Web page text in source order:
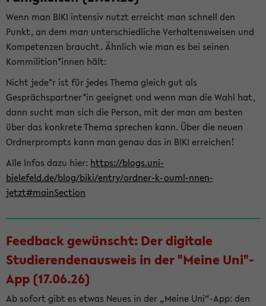
Wenn man BIKI intensiv nutzt erreicht man schnell den
Punkt, an dem man unterschiedliche Verhaltensweisen und
Kompetenzen braucht. Ähnlich wie man es bei seinen
Kommilition*innen hält:
Nicht jede*r ist für jedes Thema gleich gut als
Gesprächspartner*in geeignet und wenn man die Wahl hat,
dann sucht man sich die Person, mit der man am besten
über das konkrete Thema sprechen kann. Über die neuen
Ordnerprompts kann man genau das in BIKI erreichen!
Alle Infos dazu hier: https://blogs.uni-
bielefeld.de/blog/biki/entry/ordner-k-ouml-nnen-
jetzt#mainSection
Feedback gewünscht: Der digitale
Studierendenausweis in der "Meine Uni"-
App (17.06.26)
Ab sofort gibt es etwas Neues in der „Meine Uni“-App: den